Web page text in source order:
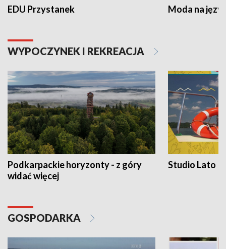
EDU Przystanek Moda na
WYPOCZYNEK I REKREACJA
Podkarpackie horyzonty - z góry
widać więcej
Studio Lato
GOSPODARKA